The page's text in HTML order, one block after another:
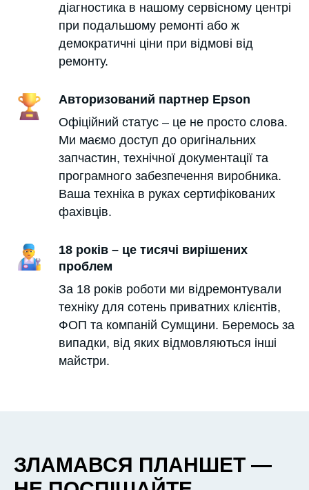
діагностика в нашому сервісному центрі
при подальшому ремонті або ж
демократичні ціни при відмові від
ремонту.
Авторизований партнер Epson
Офіційний статус – це не просто слова.
Ми маємо доступ до оригінальних
запчастин, технічної документації та
програмного забезпечення виробника.
Ваша техніка в руках сертифікованих
фахівців.
18 років – це тисячі вирішених
проблем
За 18 років роботи ми відремонтували
техніку для сотень приватних клієнтів,
ФОП та компаній Сумщини. Беремось за
випадки, від яких відмовляються інші
майстри.
ЗЛАМАВСЯ ПЛАНШЕТ —